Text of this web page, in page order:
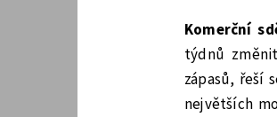
Komerční
týdnů
zápasů, řeší
největších